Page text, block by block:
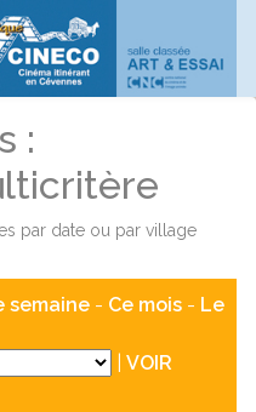
:
par date ou par village
semaine - Ce mois - Le
VOIR